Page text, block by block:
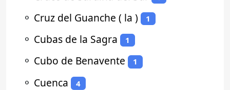
⚬ Cruz del Guanche ( la ) 1
⚬ Cubas de la Sagra 1
⚬ Cubo de Benavente 1
⚬ Cuenca 4